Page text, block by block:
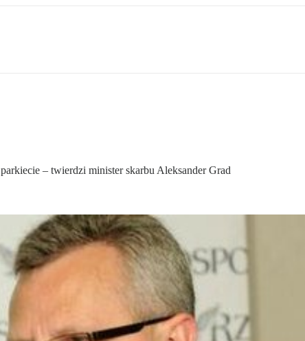
– twierdzi minister skarbu Aleksander Grad